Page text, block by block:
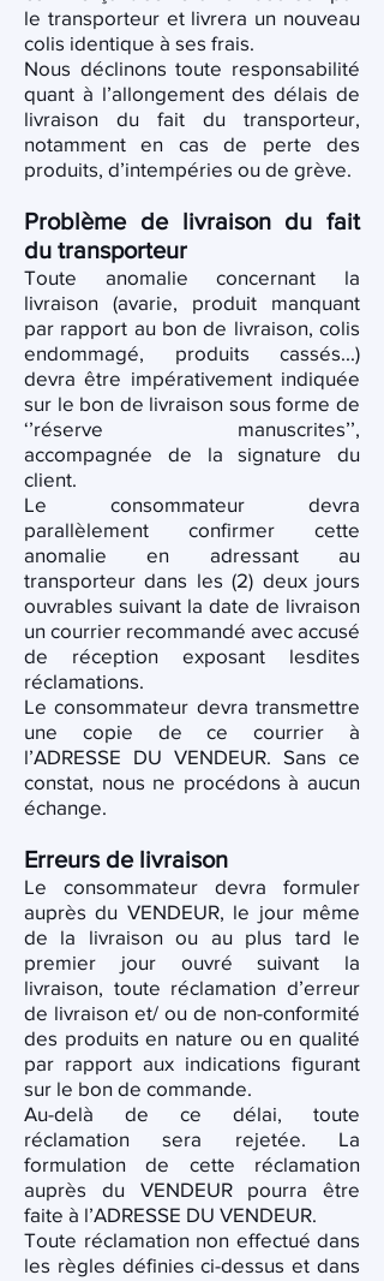
le transporteur et livrera un nouveau
colis identique à ses frais.
Nous déclinons toute responsabilité
quant à l’allongement des délais de
livraison du fait du transporteur,
notamment en cas de perte des
produits, d’intempéries ou de grève.
Problème de livraison du fait
du transporteur
Toute anomalie concernant la
livraison (avarie, produit manquant
par rapport au bon de livraison, colis
endommagé, produits cassés...)
devra être impérativement indiquée
sur le bon de livraison sous forme de
‘’réserve manuscrites’’,
accompagnée de la signature du
client.
Le consommateur devra
parallèlement confirmer cette
anomalie en adressant au
transporteur dans les (2) deux jours
ouvrables suivant la date de livraison
un courrier recommandé avec accusé
de réception exposant lesdites
réclamations.
Le consommateur devra transmettre
une copie de ce courrier à
l’ADRESSE DU VENDEUR. Sans ce
constat, nous ne procédons à aucun
échange.
Erreurs de livraison
Le consommateur devra formuler
auprès du VENDEUR, le jour même
de la livraison ou au plus tard le
premier jour ouvré suivant la
livraison, toute réclamation d’erreur
de livraison et/ ou de non-conformité
des produits en nature ou en qualité
par rapport aux indications figurant
sur le bon de commande.
Au-delà de ce délai, toute
réclamation sera rejetée. La
formulation de cette réclamation
auprès du VENDEUR pourra être
faite à l’ADRESSE DU VENDEUR.
Toute réclamation non effectué dans
les règles définies ci-dessus et dans